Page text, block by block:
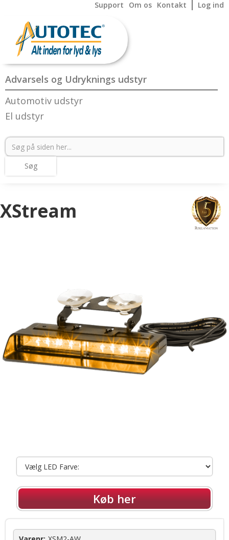
Support Om os Kontakt Log ind
Advarsels og Udryknings udstyr
Automotiv udstyr
El udstyr
XStream
Køb her